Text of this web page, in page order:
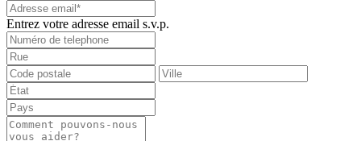
Entrez votre adresse email s.v.p.